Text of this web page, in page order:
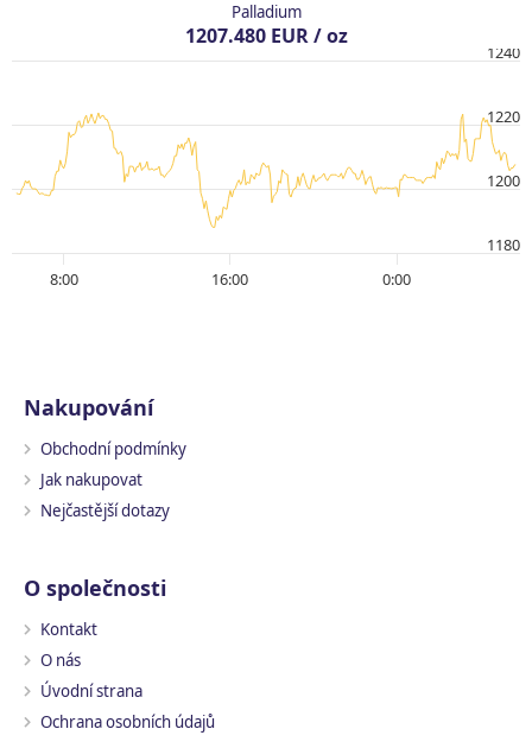
Palladium
1207.480 EUR / oz
8:00 16:00 0:00
1180
1200
1220
1240
Nakupování
Obchodní podmínky
Jak nakupovat
Nejčastější dotazy
O společnosti
Kontakt
O nás
Úvodní strana
Ochrana osobních údajů